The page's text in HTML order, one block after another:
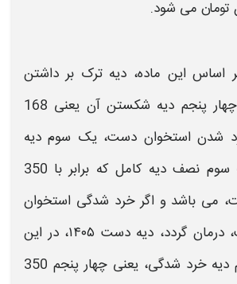
اساس این ماده، دیه ترک بر داشتن
پنجم دیه
شکستن آن یعنی 168
شدن استخوان دست، یک سوم دیه
سوم نصف دیه
کامل که برابر با 350
می باشد و اگر خرد شدگی استخوان
درمان گردد، دیه دست ۱۴۰۵،
در این
دیه
خرد شدگی، یعنی چهار پنجم 350